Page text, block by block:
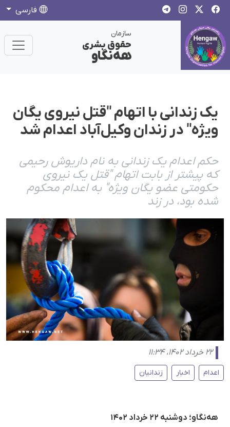
فارسی
سازمان
حقوق بشری
هەنگاو
یک زندانی با اتهام "قتل نیروی یگان
ویژه" در زندان وکیل‌آباد اعدام شد
حکم اعدام یک زندانی به نام داریوش رحیمی
که پیشتر از بابت اتهام "قتل یک نیروی
حکومتی عضو یگان ویژه" به اعدام محکوم
شده بود، در زند
۲۲ خرداد ۱۴۰۲، ۱۱:۳۴
اعدام اخبار زندانیان
هه‌نگاو؛ دوشنبه ۲۲ خرداد ۱۴۰۲